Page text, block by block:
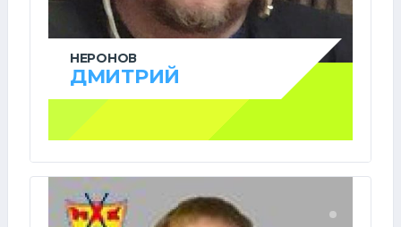
НЕРОНОВ
ДМИТРИЙ